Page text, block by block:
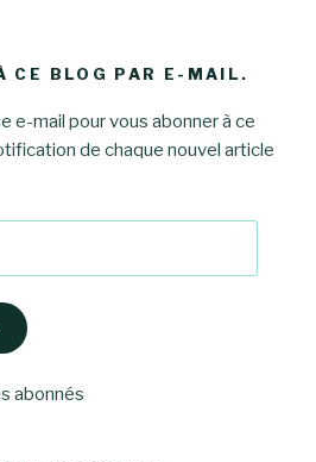
CE BLOG PAR E-MAIL.
e-mail pour vous abonner à ce
de chaque nouvel article
abonnés